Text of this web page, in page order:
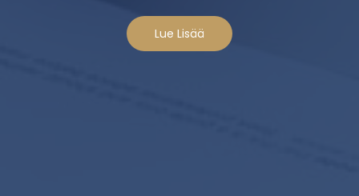
Lue Lisää